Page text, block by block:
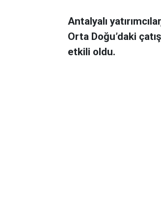
Antalyalı
Orta Doğu’daki
etkili oldu.